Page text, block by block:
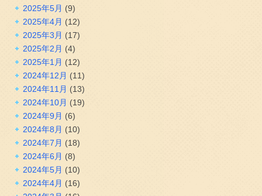
2025年5月 (9)
2025年4月 (12)
2025年3月 (17)
2025年2月 (4)
2025年1月 (12)
2024年12月 (11)
2024年11月 (13)
2024年10月 (19)
2024年9月 (6)
2024年8月 (10)
2024年7月 (18)
2024年6月 (8)
2024年5月 (10)
2024年4月 (16)